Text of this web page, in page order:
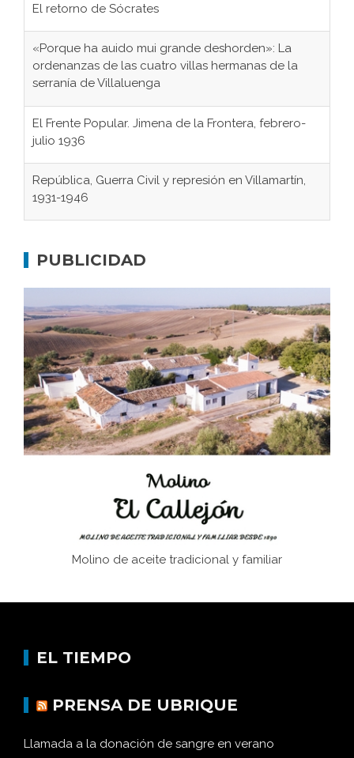
El retorno de Sócrates
«Porque ha auido mui grande deshorden»: La
ordenanzas de las cuatro villas hermanas de la
serranía de Villaluenga
El Frente Popular. Jimena de la Frontera, febrero-
julio 1936
República, Guerra Civil y represión en Villamartín,
1931-1946
concentración nazis
Bornos
El Frente Popular. Ubrique, febrero-julio 1936
Juntar las letras. La alfabetización en el campo: del
afán de saber a la autogestión
Historia y vivencias del poblado de Los Hurones
PUBLICIDAD
Molino de aceite tradicional y familiar
EL TIEMPO
PRENSA DE UBRIQUE
Llamada a la donación de sangre en verano